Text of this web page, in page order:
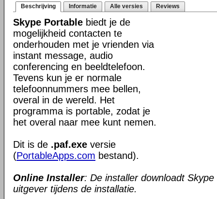
Beschrijving Informatie Alle versies Reviews
Skype Portable biedt je de
mogelijkheid contacten te
onderhouden met je vrienden via
instant message, audio
conferencing en beeldtelefoon.
Tevens kun je er normale
telefoonnummers mee bellen,
overal in de wereld. Het
programma is portable, zodat je
het overal naar mee kunt nemen.
Dit is de .paf.exe versie
(PortableApps.com bestand).
Online Installer: De installer downloadt
uitgever tijdens de installatie.